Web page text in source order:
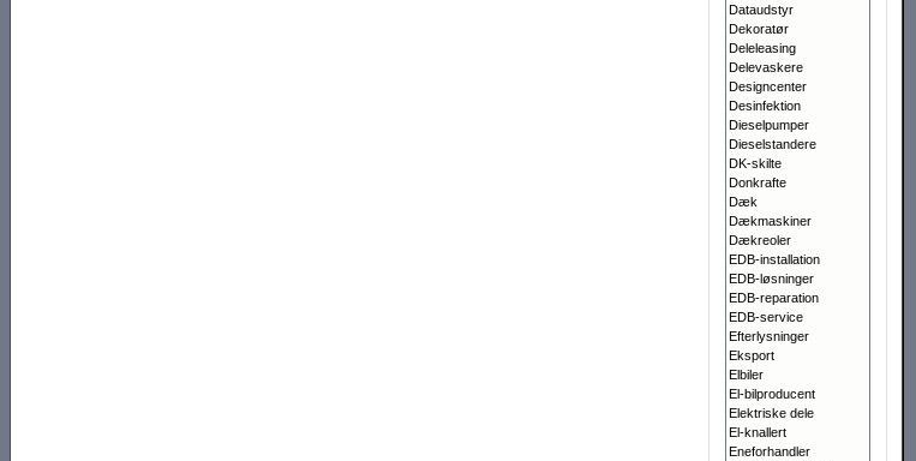
Dataudstyr
Dekoratør
Deleleasing
Delevaskere
Designcenter
Desinfektion
Dieselpumper
Dieselstandere
DK-skilte
Donkrafte
Dæk
Dækmaskiner
Dækreoler
EDB-installation
EDB-løsninger
EDB-reparation
EDB-service
Efterlysninger
Eksport
Elbiler
El-bilproducent
Elektriske dele
El-knallert
Eneforhandler